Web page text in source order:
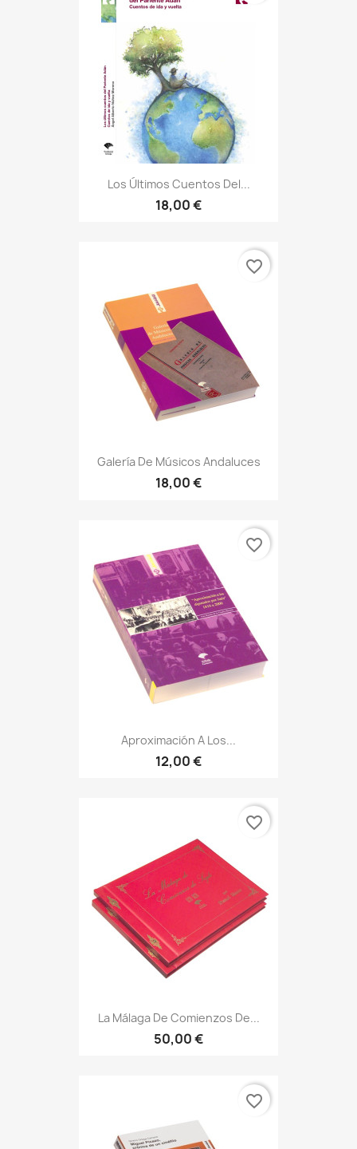
Los Últimos Cuentos Del...
18,00 €
Galería De Músicos Andaluces
18,00 €
favorite_border
Aproximación A Los...
12,00 €
favorite_border
La Málaga De Comienzos De...
50,00 €
favorite_border
favorite_border